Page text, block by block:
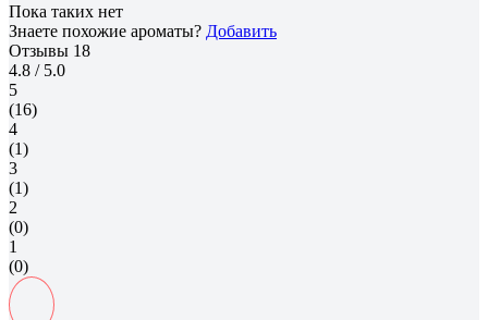
Пока таких нет
Знаете похожие ароматы? Добавить
Отзывы 18
4.8 / 5.0
5
(16)
4
(1)
3
(1)
2
(0)
1
(0)